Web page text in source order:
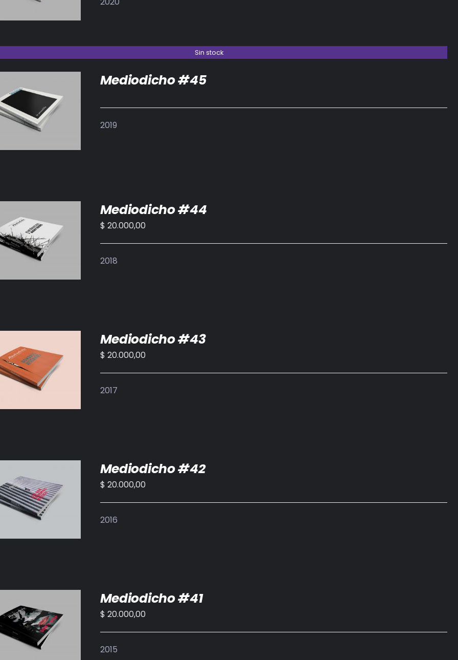
Sin stock
DETALLES
Mediodicho #45
2019
AL CARRITO
DETALLES
Mediodicho #44
$ 20.000,00
2018
AL CARRITO
DETALLES
Mediodicho #43
$ 20.000,00
2017
AL CARRITO
DETALLES
Mediodicho #42
$ 20.000,00
2016
AL CARRITO
DETALLES
Mediodicho #41
$ 20.000,00
2015